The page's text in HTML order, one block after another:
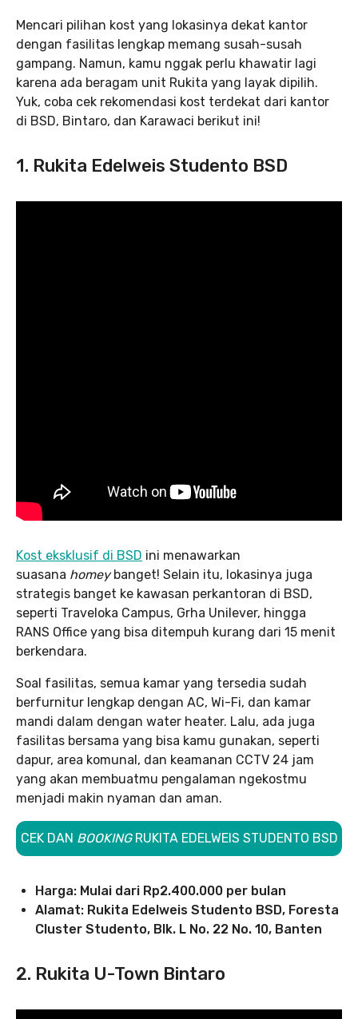
Mencari pilihan kost yang lokasinya dekat kantor
dengan fasilitas lengkap memang susah-susah
gampang. Namun, kamu nggak perlu khawatir lagi
karena ada beragam unit Rukita yang layak dipilih.
Yuk, coba cek rekomendasi kost terdekat dari kantor
di BSD, Bintaro, dan Karawaci berikut ini!
1. Rukita Edelweis Studento BSD
Kost eksklusif di BSD ini menawarkan
suasana homeybanget! Selain itu, lokasinya juga
strategis banget ke kawasan perkantoran di BSD,
seperti Traveloka Campus, Grha Unilever, hingga
RANS Office yang bisa ditempuh kurang dari 15 menit
berkendara.
Soal fasilitas, semua kamar yang tersedia sudah
berfurnitur lengkap dengan AC, Wi-Fi, dan kamar
mandi dalam dengan water heater. Lalu, ada juga
fasilitas bersama yang bisa kamu gunakan, seperti
dapur, area komunal, dan keamanan CCTV 24 jam
yang akan membuatmu pengalaman ngekostmu
menjadi makin nyaman dan aman.
CEK DAN BOOKINGRUKITA EDELWEIS STUDENTO BSD
Harga: Mulai dari Rp2.400.000 per bulan
Alamat: Rukita Edelweis Studento BSD, Foresta
Cluster Studento, Blk. L No. 22 No. 10, Banten
2. Rukita U-Town Bintaro